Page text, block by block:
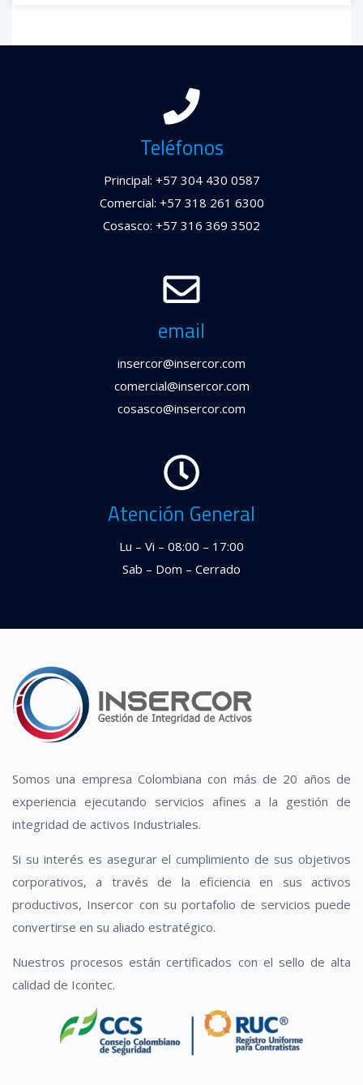
Teléfonos
Principal: +57 304 430 0587
Comercial: +57 318 261 6300
Cosasco: +57 316 369 3502
email
insercor@insercor.com
comercial@insercor.com
cosasco@insercor.com
Atención General
Lu – Vi – 08:00 – 17:00
Sab – Dom – Cerrado
Somos una empresa Colombiana con más de 20 años de
experiencia ejecutando servicios afines a la gestión de
integridad de activos Industriales.
Si su interés es asegurar el cumplimiento de sus objetivos
corporativos, a través de la eficiencia en sus activos
productivos, Insercor con su portafolio de servicios puede
convertirse en su aliado estratégico.
Nuestros procesos están certificados con el sello de alta
calidad de Icontec.